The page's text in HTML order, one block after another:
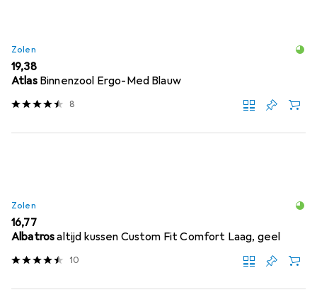
Zolen
EUR
19,38
Atlas Binnenzool Ergo-Med Blauw
8
Zolen
EUR
16,77
Albatrosaltijd kussen Custom Fit Comfort Laag, geel
10